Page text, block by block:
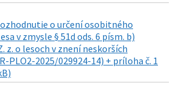
o určení osobitného
v zmysle § 51d ods. 6 písm. b)
z. o lesoch v znení neskorších
PLO2-2025/029924-14) + príloha č. 1